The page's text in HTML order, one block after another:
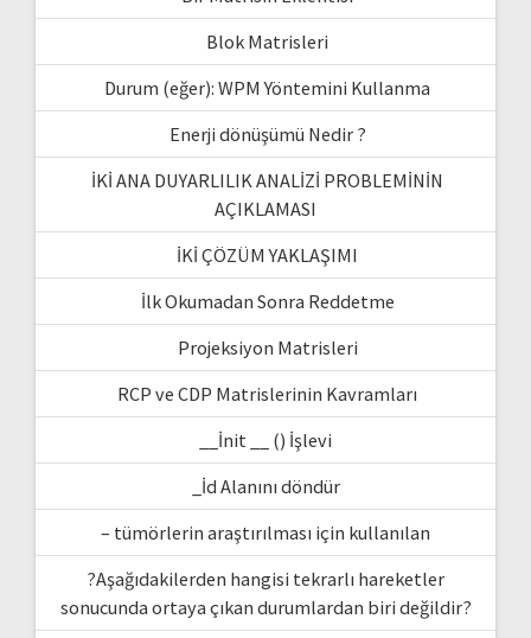
Blok Matrisleri
Durum (eğer): WPM Yöntemini Kullanma
Enerji dönüşümü Nedir ?
İKİ ANA DUYARLILIK ANALİZİ PROBLEMİNİN
AÇIKLAMASI
İKİ ÇÖZÜM YAKLAŞIMI
İlk Okumadan Sonra Reddetme
Projeksiyon Matrisleri
RCP ve CDP Matrislerinin Kavramları
__İnit __ () İşlevi
_İd Alanını döndür
– tümörlerin araştırılması için kullanılan
?Aşağıdakilerden hangisi tekrarlı hareketler
sonucunda ortaya çıkan durumlardan biri değildir?